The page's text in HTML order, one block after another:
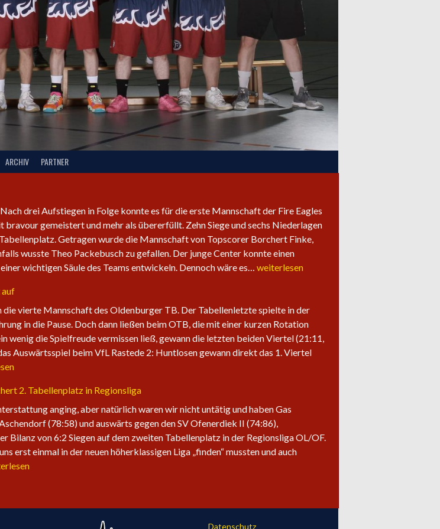
ARCHIV PARTNER
drei Aufstiegen in Folge konnte es für die erste Mannschaft der Fire Eagles
bravour gemeistert und mehr als übererfüllt. Zehn Siege und sechs Niederlagen
Getragen wurde die Mannschaft von Topscorer Borchert Finke,
wusste Theo Packebusch zu gefallen. Der junge Center konnte einen
wichtigen Säule des Teams entwickeln. Dennoch wäre es… Saisonabschluss
weiterlesen
auf
vierte Mannschaft des Oldenburger TB. Der Tabellenletzte spielte in der
in die Pause. Doch dann ließen beim OTB, die mit einer kurzen Rotation
wenig die Spielfreude vermissen ließ, gewann die letzten beiden Viertel (21:11,
Auswärtsspiel beim VfL Rastede 2: Huntlosen gewann direkt das 1. Viertel
2. Tabellenplatz in Regionsliga
anging, aber natürlich waren wir nicht untätig und haben Gas
(78:58) und auswärts gegen den SV Ofenerdiek II (74:86),
Bilanz von 6:2 Siegen auf dem zweiten Tabellenplatz in der Regionsliga OL/OF.
erst einmal in der neuen höherklassigen Liga „finden“ mussten und auch
Datenschutz